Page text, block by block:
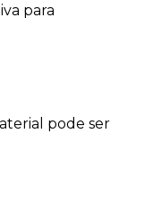
para
pode ser